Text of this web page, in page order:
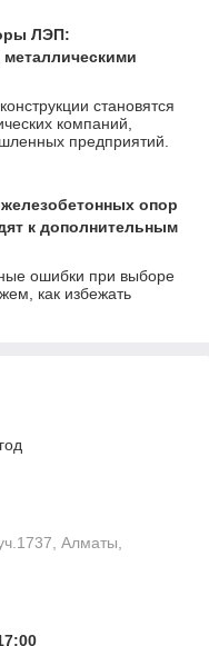
ЛЭП:
становятся
компаний,
предприятий.
опор
к дополнительным
ошибки при выборе
как избежать
Алматы,